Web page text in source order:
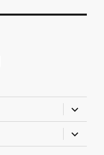
almenü
almenü